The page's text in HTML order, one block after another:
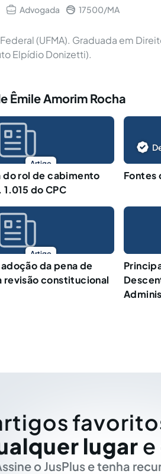
Advogada
17500/MA
(UFMA). Graduada em
Elpídio Donizetti).
Êmile Amorim Rocha
Artigo
do rol de cabimento
do CPC
Fontes
Artigo
da pena de
revisão constitucional
lugar e
o JusPlus e tenha